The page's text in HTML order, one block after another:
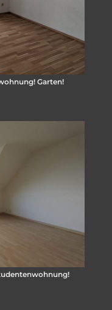
Garten!